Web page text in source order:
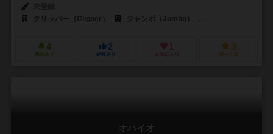
クリッパー（Clipper）
ジャンボ（Jumbo）
4
興味あり
2
経験あり
1
お気に入り
3
持ってる
オハイオ